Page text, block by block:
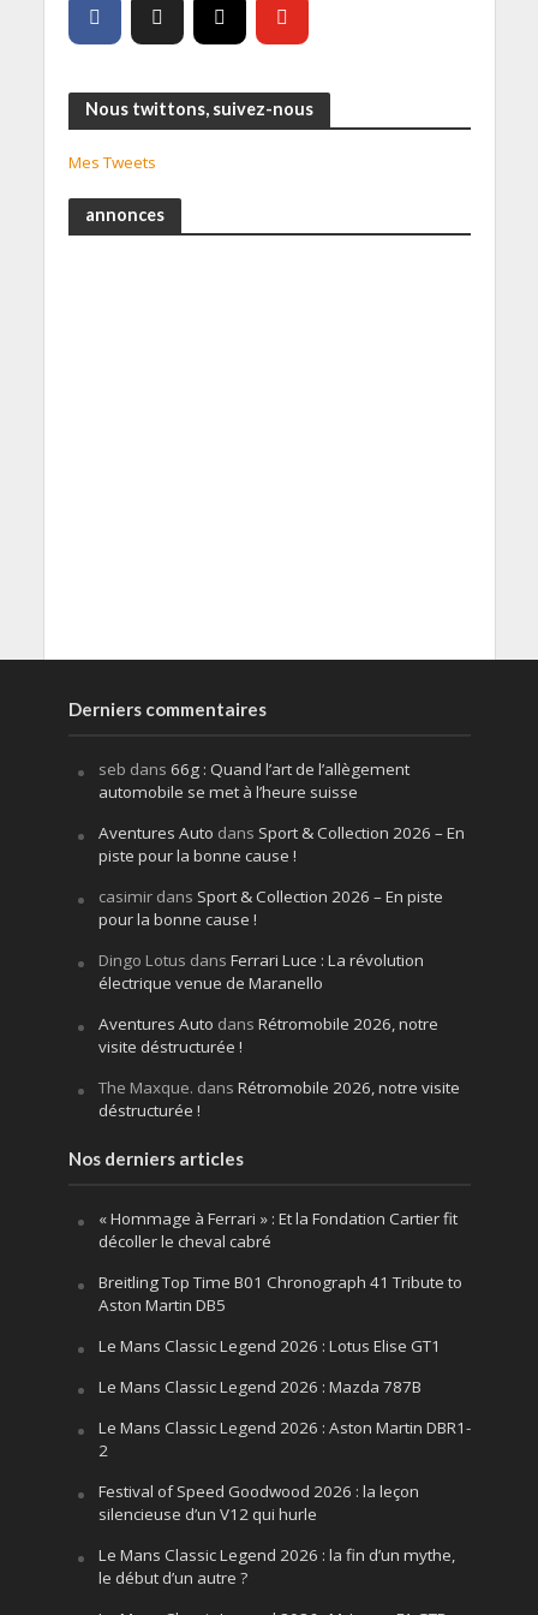
Nous twittons, suivez-nous
Mes Tweets
annonces
Derniers commentaires
seb dans 66g : Quand l’art de l’allègement
automobile se met à l’heure suisse
Aventures Auto dans Sport & Collection 2026 – En
piste pour la bonne cause !
casimirdans Sport & Collection 2026 – En piste
pour la bonne cause !
Dingo Lotus dans Ferrari Luce : La révolution
électrique venue de Maranello
Aventures Auto dans Rétromobile 2026, notre
visite déstructurée !
The Maxque. dans Rétromobile 2026, notre visite
déstructurée !
Nos derniers articles
« Hommage à Ferrari » : Et la Fondation Cartier fit
décoller le cheval cabré
Breitling Top Time B01 Chronograph 41 Tribute to
Aston Martin DB5
Le Mans Classic Legend 2026 : Lotus Elise GT1
Le Mans Classic Legend 2026 : Mazda 787B
Le Mans Classic Legend 2026 : Aston Martin DBR1-
2
Festival of Speed Goodwood 2026 : la leçon
silencieuse d’un V12 qui hurle
Le Mans Classic Legend 2026 : la fin d’un mythe,
le début d’un autre ?